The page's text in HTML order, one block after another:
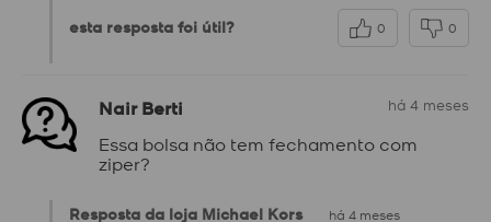
esta resposta foi útil? 0 0
Nair Berti há 4 meses
Essa bolsa não tem fechamento com
ziper?
Resposta da loja Michael Kors há 4 meses